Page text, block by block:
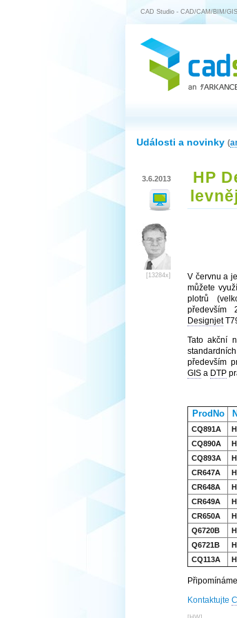
CAD Studio - CAD/CAM/BIM/
Události a novinky (
3.6.2013
[13284x]
HP
V červnu a
můžete
plotrů
především
Designjet
Tato akční
především
GIS a DTP
ProdNo
CQ891A
CQ890A
CQ893A
CR647A
CR648A
CR649A
CR650A
Q6720B
Q6721B
CQ113A
Kontaktujte